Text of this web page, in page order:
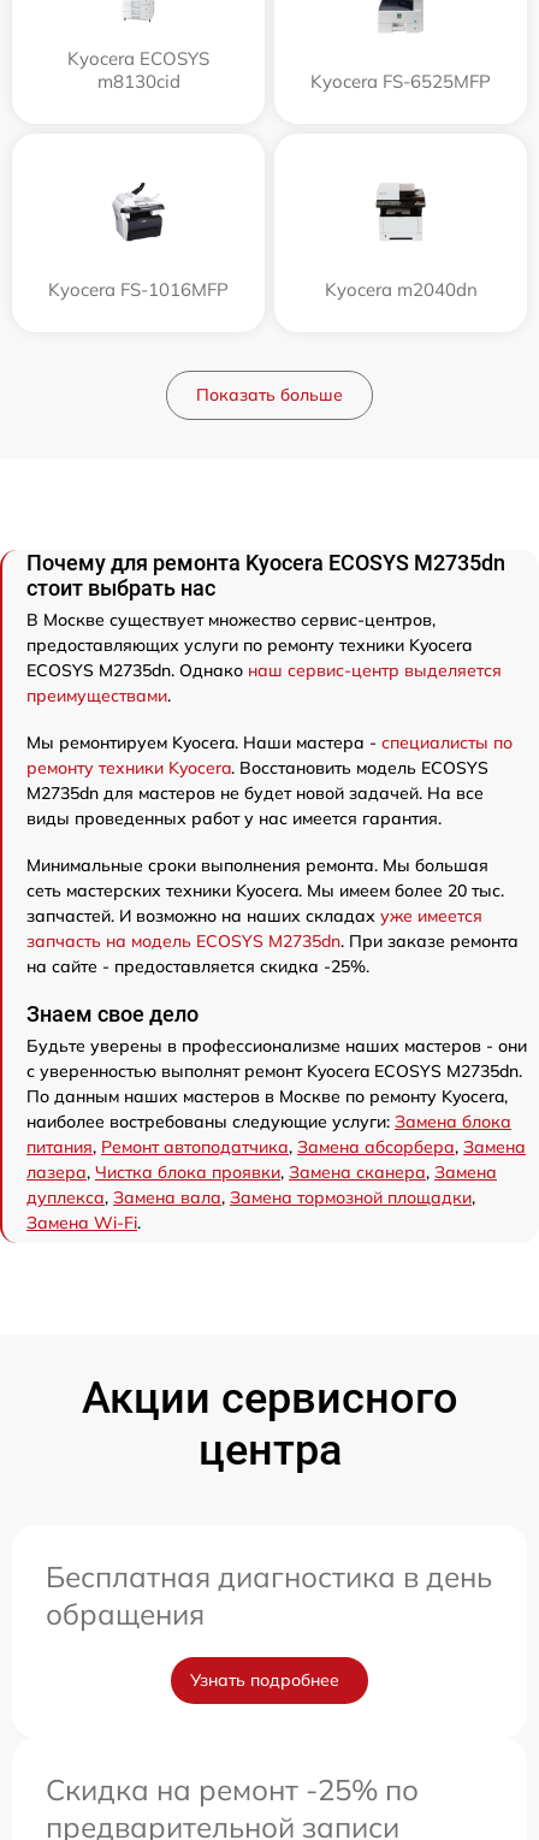
Kyocera ECOSYS
m8130cid
Kyocera FS-6525MFP
Kyocera FS-1016MFP Kyocera m2040dn
Показать больше
Почему для ремонта Kyocera ECOSYS M2735dn
стоит выбрать нас
В Москве существует множество сервис-центров,
предоставляющих услуги по ремонту техники Kyocera
ECOSYS M2735dn. Однако наш сервис-центр выделяется
преимуществами.
Мы ремонтируем Kyocera. Наши мастера - специалисты по
ремонту техники Kyocera. Восстановить модель ECOSYS
M2735dn для мастеров не будет новой задачей. На все
виды проведенных работ у нас имеется гарантия.
Минимальные сроки выполнения ремонта. Мы большая
сеть мастерских техники Kyocera. Мы имеем более 20 тыс.
запчастей. И возможно на наших складах уже имеется
запчасть на модель ECOSYS M2735dn. При заказе ремонта
на сайте - предоставляется скидка -25%.
Знаем свое дело
Будьте уверены в профессионализме наших мастеров - они
с уверенностью выполнят ремонт Kyocera ECOSYS M2735dn.
По данным наших мастеров в Москве по ремонту Kyocera,
наиболее востребованы следующие услуги: Замена блока
питания, Ремонт автоподатчика, Замена абсорбера, Замена
лазера, Чистка блока проявки, Замена сканера, Замена
дуплекса, Замена вала, Замена тормозной площадки,
Замена Wi-Fi.
Акции сервисного
центра
Бесплатная диагностика в день
обращения
Узнать подробнее
Скидка на ремонт -25% по
предварительной записи